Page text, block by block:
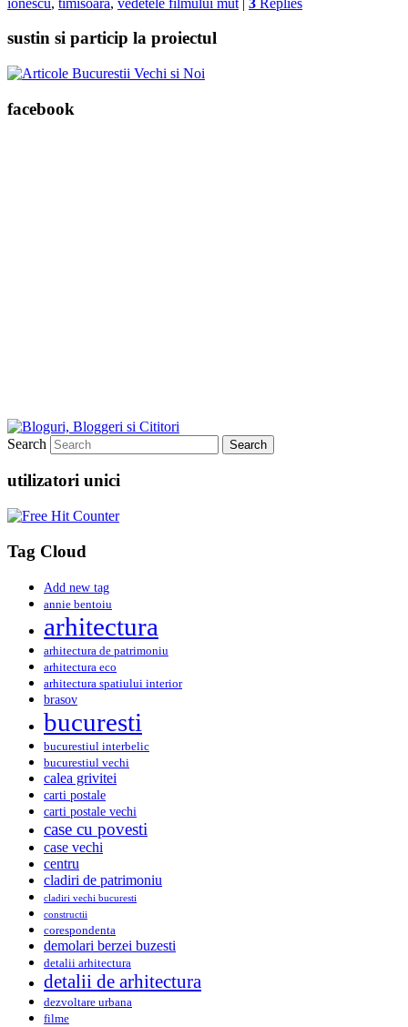
sustin si particip la proiectul
facebook
Search
utilizatori unici
Tag Cloud
Add new tag
annie bentoiu
arhitectura
arhitectura de patrimoniu
arhitectura eco
arhitectura spatiului interior
brasov
bucuresti
bucurestiul interbelic
bucurestiul vechi
calea grivitei
carti postale
carti postale vechi
case cu povesti
case vechi
centru
cladiri de patrimoniu
cladiri vechi bucuresti
constructii
corespondenta
demolari berzei buzesti
detalii arhitectura
detalii de arhitectura
dezvoltare urbana
filme